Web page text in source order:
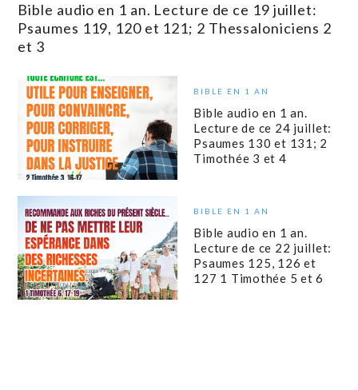
Bible audio en 1 an. Lecture de ce 19 juillet:
Psaumes 119, 120 et 121; 2 Thessaloniciens 2
et 3
BIBLE EN 1 AN
Bible audio en 1 an.
Lecture de ce 24 juillet:
Psaumes 130 et 131; 2
Timothée 3 et 4
BIBLE EN 1 AN
Bible audio en 1 an.
Lecture de ce 22 juillet:
Psaumes 125, 126 et
127 1 Timothée 5 et 6